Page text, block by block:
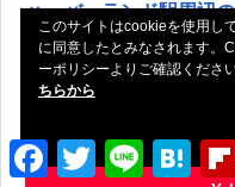
ハーバーランド駅周辺
Facebook
TwitterLine
このサイトはcookieを使用し
に同意したとみなされます。
ーポリシーよりご確認くださ
ちらから